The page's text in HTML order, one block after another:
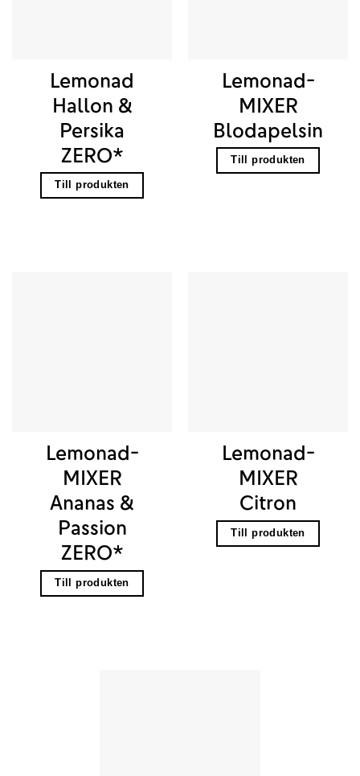
Lemonad
Hallon &
Persika
ZERO*
Till produkten
Lemonad-
MIXER
Blodapelsin
Till produkten
Lemonad-
MIXER
Ananas &
Passion
ZERO*
Till produkten
Lemonad-
MIXER
Citron
Till produkten